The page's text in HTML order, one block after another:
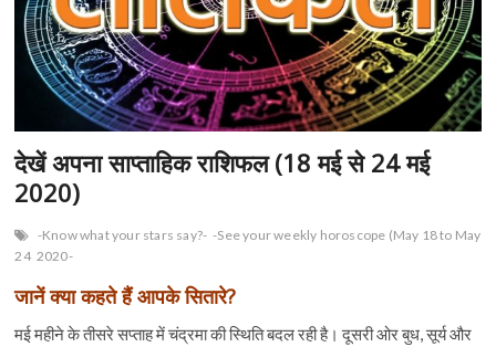
देखें अपना साप्ताहिक राशिफल (18 मई से 24 मई
2020)
-Know what your stars say?- -See your weekly horoscope (May 18 to May
24 2020-
जानें क्या कहते हैं आपके सितारे?
मई महीने के तीसरे सप्ताह में चंद्रमा की स्थिति बदल रही है। दूसरी ओर बुध, सूर्य और